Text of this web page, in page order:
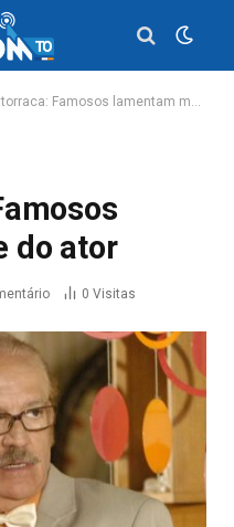
Famosos lamentam morte do ator
do ator
0 Visitas